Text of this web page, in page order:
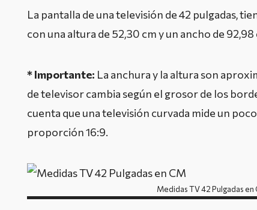
La pantalla de una televisión de 42 pulgadas,
con una altura de 52,30 cm y un ancho de 92,98
* Importante: La anchura y la altura son
de televisor cambia según el grosor de los
cuenta que una televisión curvada mide un
proporción 16:9.
Medidas TV 42 Pulgadas en